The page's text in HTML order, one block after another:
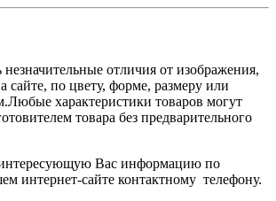
отличия от изображения,
сайте, по цвету, форме, размеру или
характеристики товаров могут
товара без предварительного
интересующую Вас информацию по
интернет-сайте контактному телефону.